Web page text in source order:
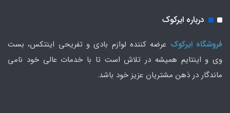
درباره ایرکوک
فروشگاه ایرکوک عرضه کننده لوازم بادی و تفریحی اینتکس، بست
وی و اینتایم همیشه در تلاش است تا با خدمات عالی خود نامی
ماندگار در ذهن مشتریان عزیز خود باشد.